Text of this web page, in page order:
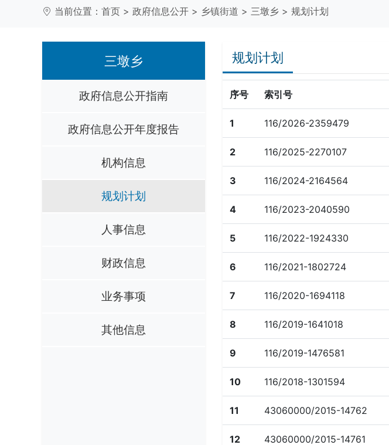
当前位置： 首页 > 政府信息公开 > 乡镇街道 > 三墩乡 > 规划计划
三墩乡
政府信息公开指南
政府信息公开年度报告
机构信息
规划计划
人事信息
财政信息
业务事项
其他信息
规划计划
序号 索引号
1 116/2026-2359479
2 116/2025-2270107
3 116/2024-2164564
4 116/2023-2040590
5 116/2022-1924330
6 116/2021-1802724
7 116/2020-1694118
8 116/2019-1641018
9 116/2019-1476581
10 116/2018-1301594
11 43060000/2015-14762
12 43060000/2015-14761